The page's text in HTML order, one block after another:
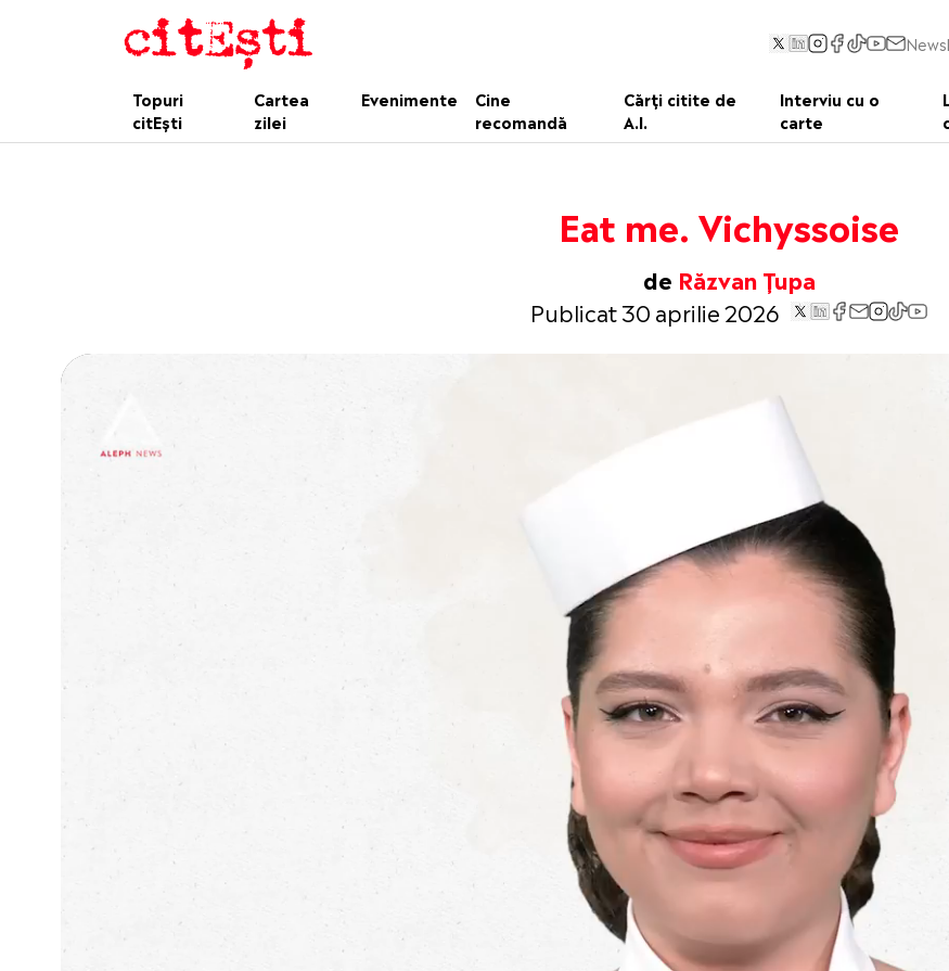
Topuri
citEști
Cartea
zilei
Evenimente
Cine
recomandă
Cărți citite de
A.I.
Interviu cu o
carte
Eat me. Vichyssoise
de Răzvan Țupa
Publicat 30 aprilie 2026